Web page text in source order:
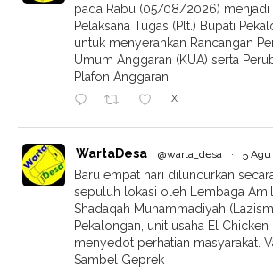
pada Rabu (05/08/2026)
Pelaksana Tugas (Plt.) Bupati
untuk menyerahkan Rancangan
Umum Anggaran (KUA) serta
Plafon Anggaran
X
WartaDesa @warta_desa · 5 Agu
Baru empat hari diluncurkan
sepuluh lokasi oleh Lembaga
Shadaqah Muhammadiyah
Pekalongan, unit usaha El
menyedot perhatian masyarakat.
Sambel Geprek